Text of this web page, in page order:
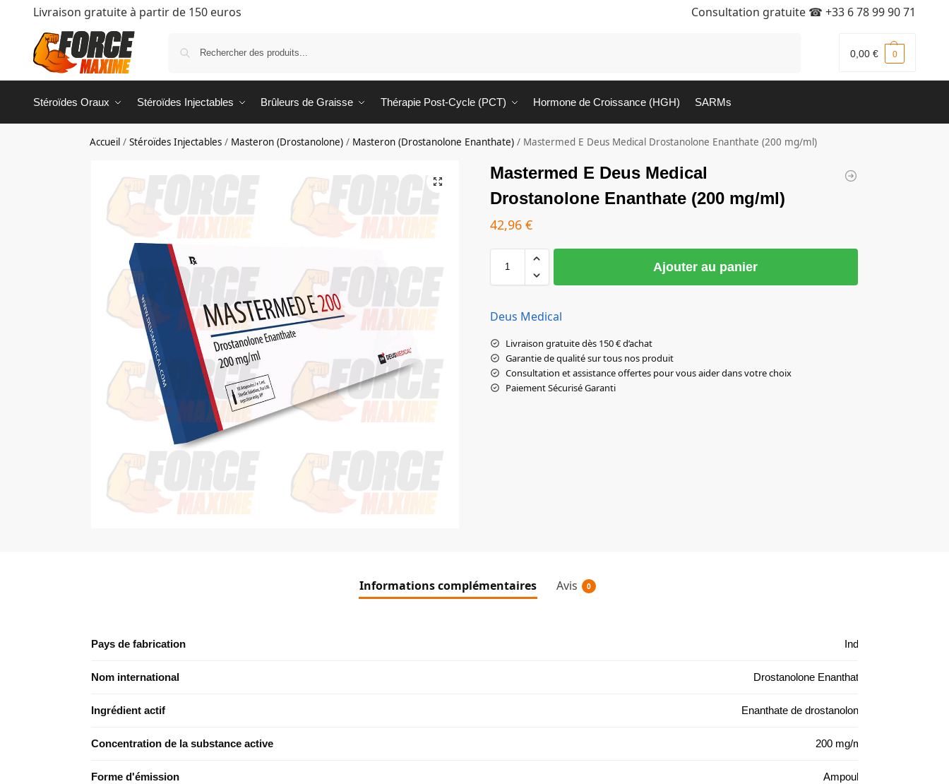
Livraison gratuite à partir de 150 euros Consultation gratuite ☎ +33 6 78 99 90 71
0,00 € 0
Stéroïdes Oraux Stéroïdes Injectables Brûleurs de Graisse Thérapie Post-Cycle (PCT) Hormone de Croissance (HGH) SARMs
Accueil /Stéroïdes Injectables / Masteron (Drostanolone) / Masteron (Drostanolone Enanthate) / Mastermed E Deus Medical Drostanolone Enanthate (200 mg/ml)
Mastermed E Deus Medical
Drostanolone Enanthate (200 mg/ml)
42,96 €
Ajouter au panier
Deus Medical
Livraison gratuite dès 150 € d’achat
Garantie de qualité sur tous nos produit
Consultation et assistance offertes pour vous aider dans votre choix
Paiement Sécurisé Garanti
Informations complémentaires Avis 0
Pays de fabrication Inde
Nom international Drostanolone Enanthate
Ingrédient actif Enanthate de drostanolone
Concentration de la substance active 200 mg/ml
Forme d'émission Ampoule